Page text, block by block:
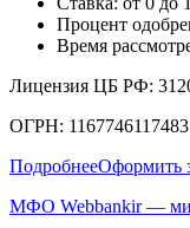
Процент
Время
Лицензия ЦБ РФ:
ОГРН: 1167746117483
ПодробнееОформить
МФО Webbankir —